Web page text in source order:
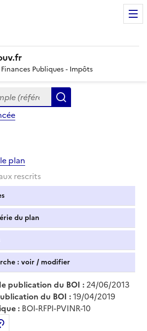
Publiques - Impôts
(références, mots clés, partie du
plan
rescrits
du plan
: voir / modifier
publication du BOI : 24/06/2013
du BOI :19/04/2019
: BOI-RFPI-PVINR-10
au format pdf